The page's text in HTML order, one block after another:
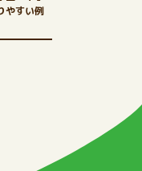
やすい例